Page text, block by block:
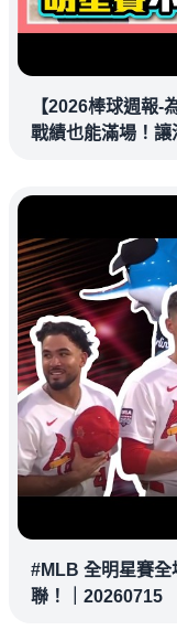
【2026棒球週報-
戰績也能滿場！
#MLB 全明星賽全
聯！｜20260715